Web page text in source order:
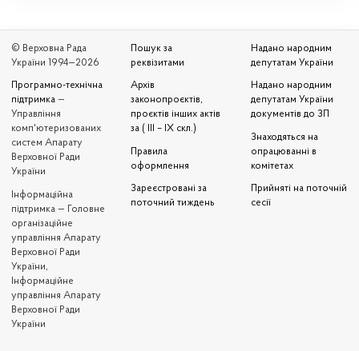
© Верховна Рада
України 1994—2026
Програмно-технічна
підтримка —
Управління
комп'ютеризованих
систем Апарату
Верховної Ради
України
Iнформаційна
підтримка — Головне
організаційне
управління Апарату
Верховної Ради
України,
Інформаційне
управління Апарату
Верховної Ради
України
Пошук за
реквізитами
Архів
законопроєктів,
проєктів інших актів
за ( III – IX скл.)
Правила
оформлення
Зареєстровані за
поточний тиждень
Надано народним
депутатам України
Надано народним
депутатам України
документів до ЗП
Знаходяться на
опрацюванні в
комітетах
Прийняті на поточній
сесії